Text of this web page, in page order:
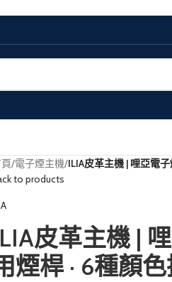
/電子煙主機/ILIA皮革主機 | 哩亞電子
to products
皮革主機 |
煙桿 · 6種顏